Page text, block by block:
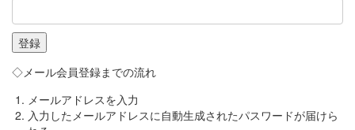
◇メール会員登録までの流れ
メールアドレスを入力
入力したメールアドレスに自動生成されたパスワードが届けら